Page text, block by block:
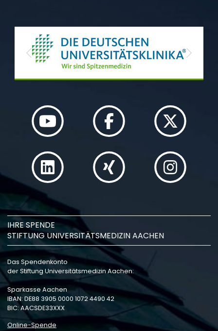
Previous Next
IHRE SPENDE
STIFTUNG UNIVERSITÄTSMEDIZIN AACHEN
Das Spendenkonto
der Stiftung Universitätsmedizin Aachen:
Sparkasse Aachen
IBAN: DE88 3905 0000 1072 4490 42
BIC: AACSDE33XXX
Online-Spende